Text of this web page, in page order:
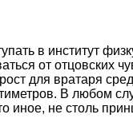
в институт
от отцовских
для вратаря
В любом
иное, не столь